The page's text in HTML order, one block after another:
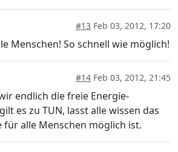
#13 Feb 03, 2012, 17:20
Menschen! So schnell wie möglich!
#14 Feb 03, 2012, 21:45
endlich die freie Energie-
es zu TUN, lasst alle wissen das
für alle Menschen möglich ist.